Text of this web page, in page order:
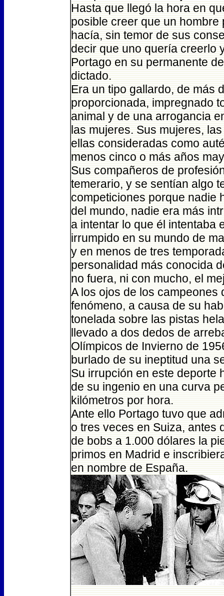
Hasta que llegó la hora en
posible creer que un
hacía, sin temor de sus
decir que uno quería creerlo
Portago en su permanente
dictado.
Era un tipo gallardo, de más
proporcionada, impregnado
animal y de una arrogancia
las mujeres. Sus mujeres,
ellas consideradas como
menos cinco o más años
Sus compañeros de
temerario, y se sentían algo
competiciones porque nadie
del mundo, nadie era más
a intentar lo que él intentaba
irrumpido en su mundo de
y en menos de tres
personalidad más conocida
no fuera, ni con mucho, el
A los ojos de los
fenómeno, a causa de su
tonelada sobre las pistas
llevado a dos dedos de
Olímpicos de Invierno de
burlado de su ineptitud una
Su irrupción en este deporte
de su ingenio en una curva
kilómetros por hora.
Ante ello Portago tuvo que
o tres veces en Suiza, antes
de bobs a 1.000 dólares la
primos en Madrid e
en nombre de España.